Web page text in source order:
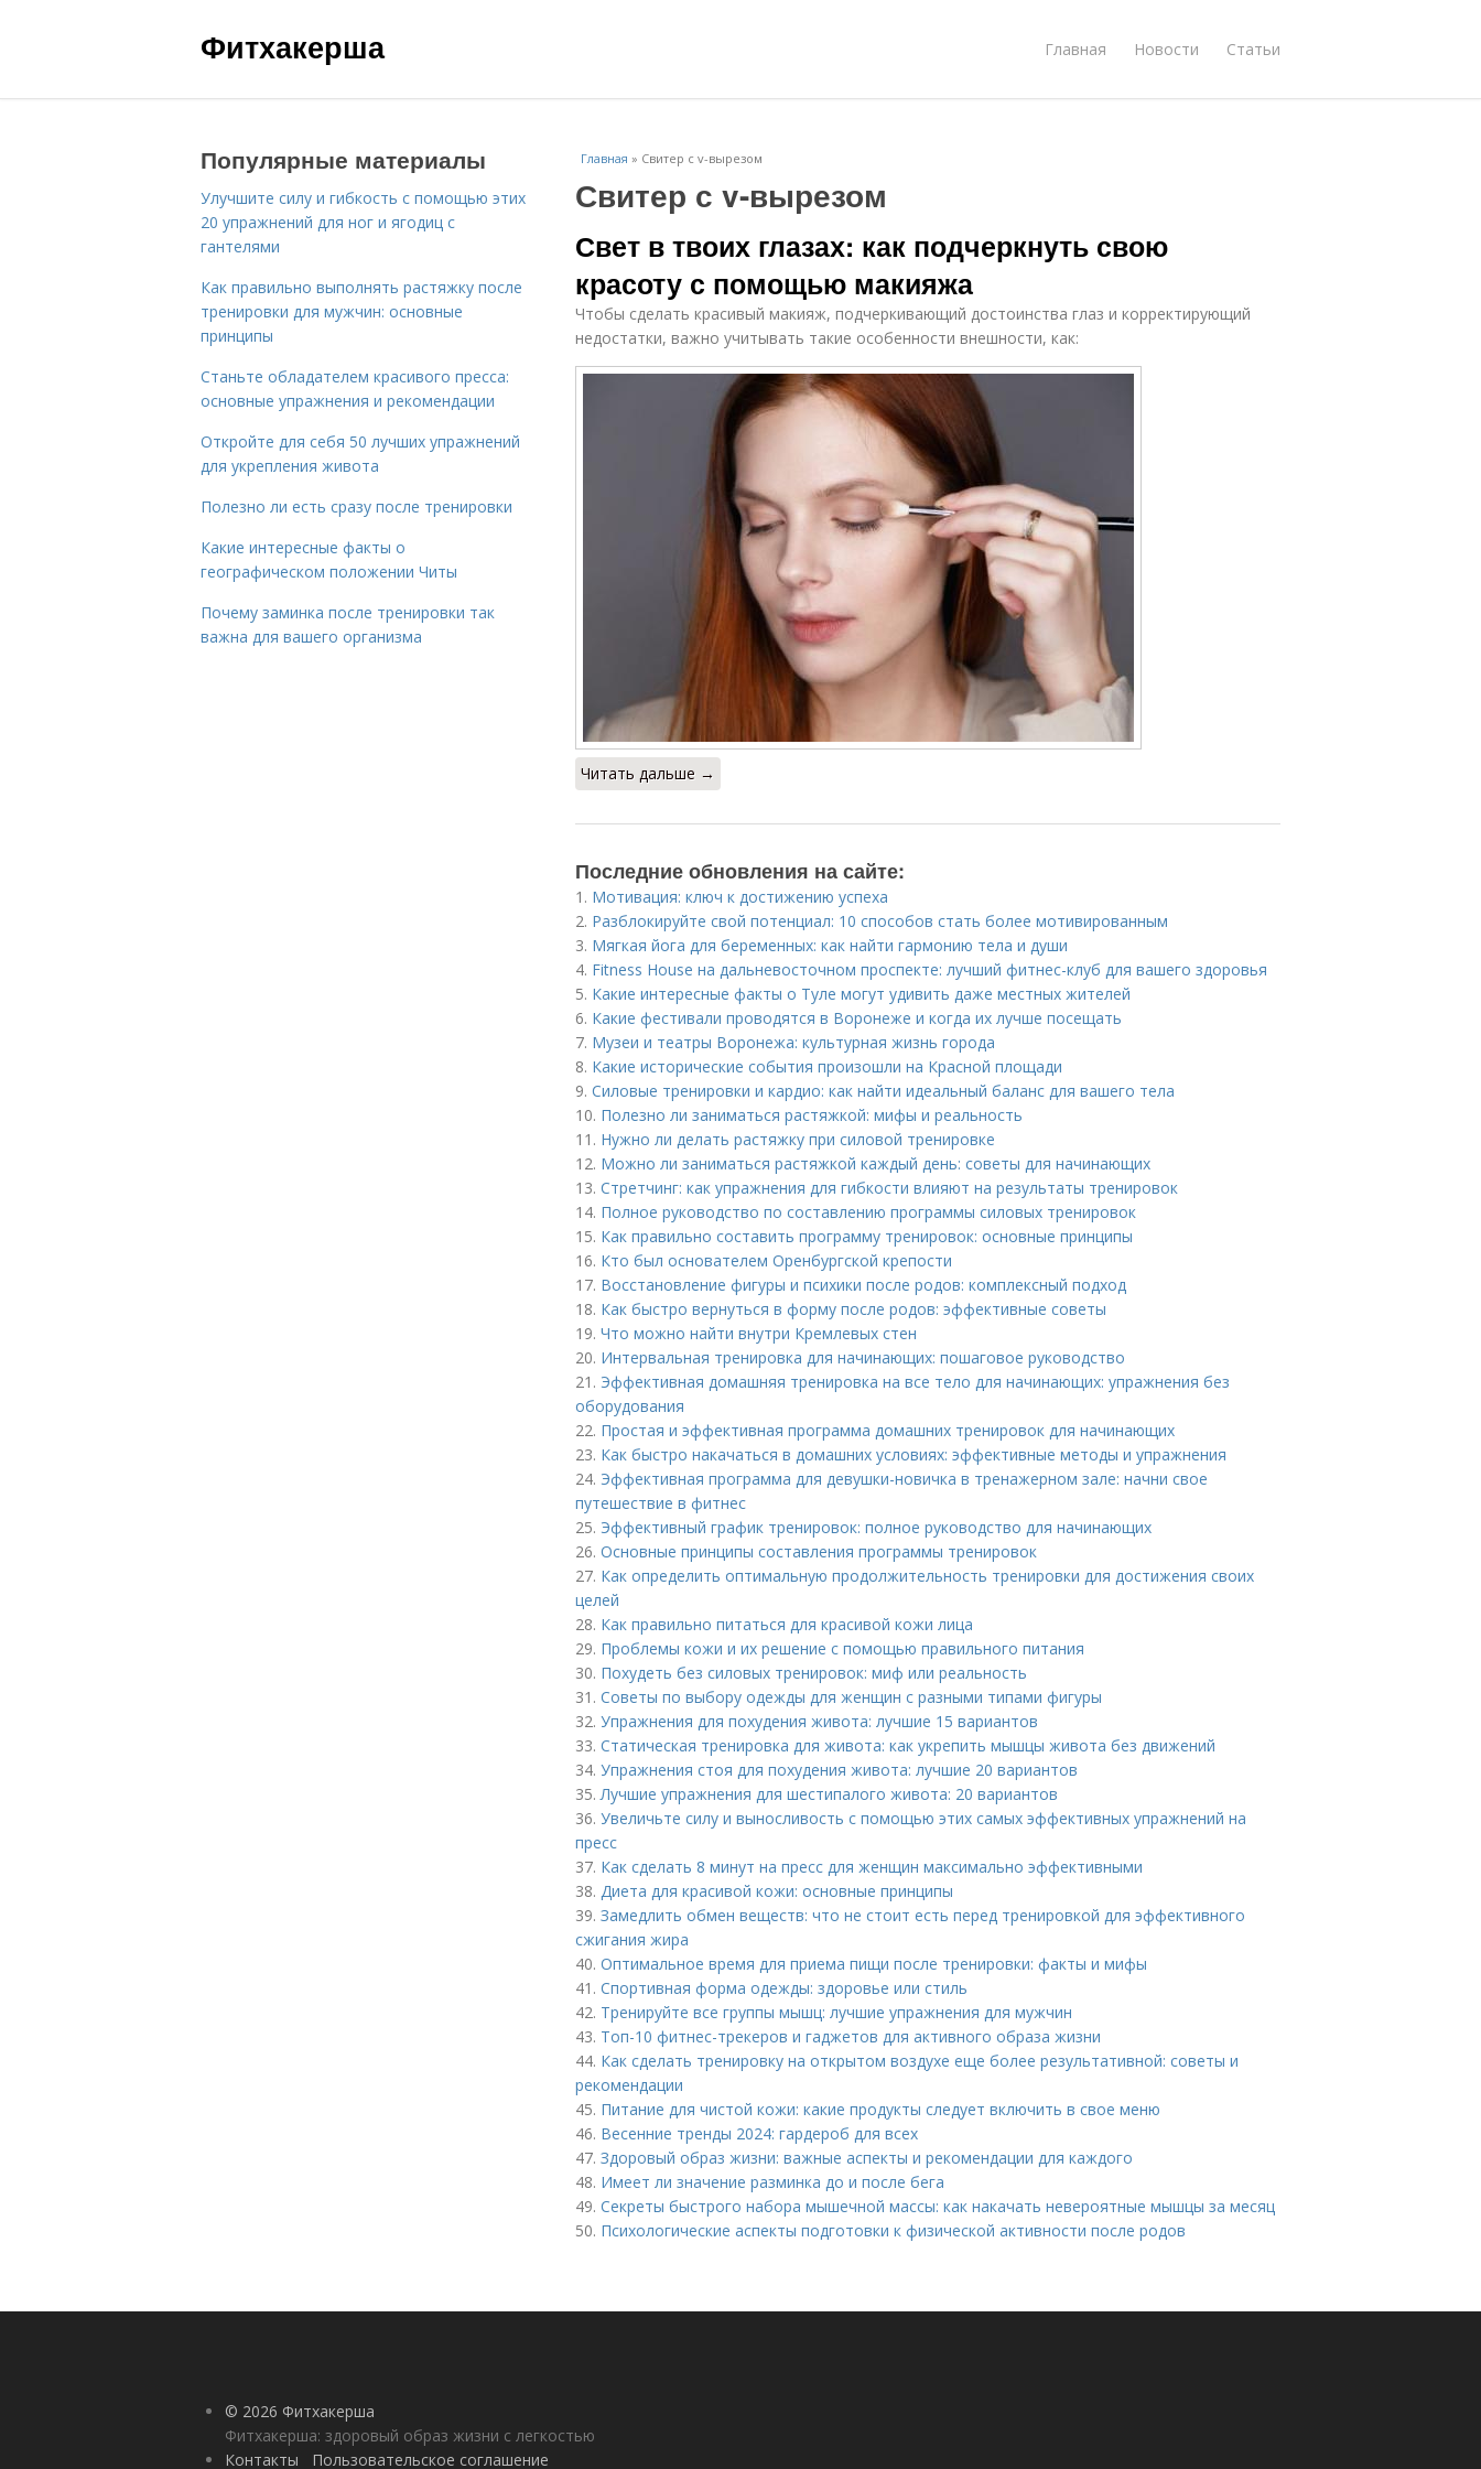
Фитхакерша Главная Новости Статьи
Главная » Свитер с v-вырезом
Свитер с v-вырезом
Свет в твоих глазах: как подчеркнуть свою
красоту с помощью макияжа
Чтобы сделать красивый макияж, подчеркивающий достоинства глаз и корректирующий
недостатки, важно учитывать такие особенности внешности, как:
Читать дальше →
Последние обновления на сайте:
1. Мотивация: ключ к достижению успеха
2. Разблокируйте свой потенциал: 10 способов стать более мотивированным
3. Мягкая йога для беременных: как найти гармонию тела и души
4. Fitness House на дальневосточном проспекте: лучший фитнес-клуб для вашего здоровья
5. Какие интересные факты о Туле могут удивить даже местных жителей
6. Какие фестивали проводятся в Воронеже и когда их лучше посещать
7. Музеи и театры Воронежа: культурная жизнь города
8. Какие исторические события произошли на Красной площади
9. Силовые тренировки и кардио: как найти идеальный баланс для вашего тела
10. Полезно ли заниматься растяжкой: мифы и реальность
11. Нужно ли делать растяжку при силовой тренировке
12. Можно ли заниматься растяжкой каждый день: советы для начинающих
13. Стретчинг: как упражнения для гибкости влияют на результаты тренировок
14. Полное руководство по составлению программы силовых тренировок
15. Как правильно составить программу тренировок: основные принципы
16. Кто был основателем Оренбургской крепости
17. Восстановление фигуры и психики после родов: комплексный подход
18. Как быстро вернуться в форму после родов: эффективные советы
19. Что можно найти внутри Кремлевых стен
20. Интервальная тренировка для начинающих: пошаговое руководство
21. Эффективная домашняя тренировка на все тело для начинающих: упражнения без
оборудования
22. Простая и эффективная программа домашних тренировок для начинающих
23. Как быстро накачаться в домашних условиях: эффективные методы и упражнения
24. Эффективная программа для девушки-новичка в тренажерном зале: начни свое
путешествие в фитнес
25. Эффективный график тренировок: полное руководство для начинающих
26. Основные принципы составления программы тренировок
27. Как определить оптимальную продолжительность тренировки для достижения своих
целей
28. Как правильно питаться для красивой кожи лица
29. Проблемы кожи и их решение с помощью правильного питания
30. Похудеть без силовых тренировок: миф или реальность
31. Советы по выбору одежды для женщин с разными типами фигуры
32. Упражнения для похудения живота: лучшие 15 вариантов
33. Статическая тренировка для живота: как укрепить мышцы живота без движений
34. Упражнения стоя для похудения живота: лучшие 20 вариантов
35.Лучшие упражнения для шестипалого живота: 20 вариантов
36. Увеличьте силу и выносливость с помощью этих самых эффективных упражнений на
пресс
37. Как сделать 8 минут на пресс для женщин максимально эффективными
38. Диета для красивой кожи: основные принципы
39. Замедлить обмен веществ: что не стоит есть перед тренировкой для эффективного
сжигания жира
40. Оптимальное время для приема пищи после тренировки: факты и мифы
41. Спортивная форма одежды: здоровье или стиль
42. Тренируйте все группы мышц: лучшие упражнения для мужчин
43. Топ-10 фитнес-трекеров и гаджетов для активного образа жизни
44. Как сделать тренировку на открытом воздухе еще более результативной: советы и
рекомендации
45. Питание для чистой кожи: какие продукты следует включить в свое меню
46. Весенние тренды 2024: гардероб для всех
47. Здоровый образ жизни: важные аспекты и рекомендации для каждого
48. Имеет ли значение разминка до и после бега
49. Секреты быстрого набора мышечной массы: как накачать невероятные мышцы за месяц
50. Психологические аспекты подготовки к физической активности после родов
Популярные материалы
Улучшите силу и гибкость с помощью этих
20 упражнений для ног и ягодиц с
гантелями
Как правильно выполнять растяжку после
тренировки для мужчин: основные
принципы
Станьте обладателем красивого пресса:
основные упражнения и рекомендации
Откройте для себя 50 лучших упражнений
для укрепления живота
Полезно ли есть сразу после тренировки
Какие интересные факты о
географическом положении Читы
Почему заминка после тренировки так
важна для вашего организма
© 2026 Фитхакерша
Фитхакерша: здоровый образ жизни с легкостью
Контакты
Пользовательское соглашение